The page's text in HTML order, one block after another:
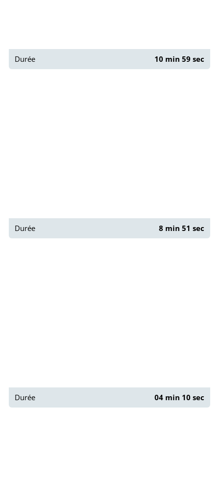
Durée 10 min 59 sec
Durée 8 min 51 sec
Durée 04 min 10 sec